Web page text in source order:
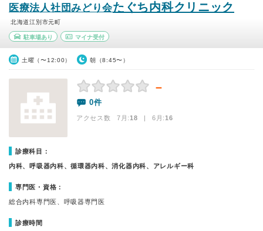
医療法人社団みどり会たぐち内科クリニック
北海道江別市元町
駐車場あり マイナ受付
土曜（〜12:00） 朝（8:45〜）
－
0件
アクセス数 7月:18 | 6月:16
診療科目：
内科、呼吸器内科、循環器内科、消化器内科、アレルギー科
専門医・資格：
総合内科専門医、呼吸器専門医
診療時間